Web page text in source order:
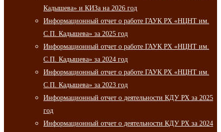
Кадышева» и КИЗа на 2026 год
Информационный отчет о работе ГАУК РХ «НЦНТ им.
С.П. Кадышева» за 2025 год
Информационный отчет о работе ГАУК РХ «НЦНТ им.
С.П. Кадышева» за 2024 год
Информационный отчет о работе ГАУК РХ «НЦНТ им.
С.П. Кадышева» за 2023 год
Информационный отчет о деятельности КДУ РХ за 2025
год
Информационный отчет о деятельности КДУ РХ за 2024